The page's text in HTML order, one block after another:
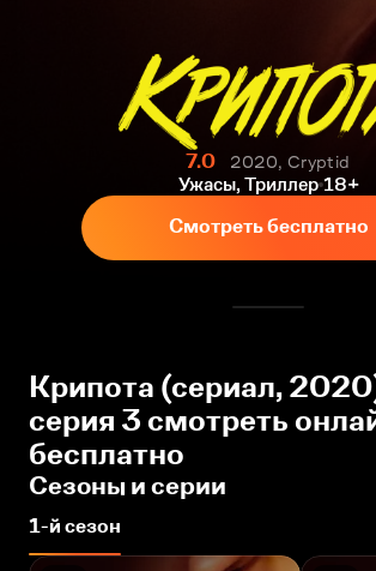
7.0
2020, Cryptid
Ужасы, Триллер 18+
Смотреть бесплатно
Крипота (сериал,
серия 3 смотреть
бесплатно
Сезоны и серии
1-й сезон